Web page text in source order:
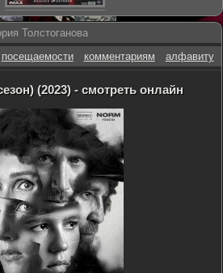
Толстоганова
посещаемости комментариям алфавиту
(2023) - смотреть онлайн